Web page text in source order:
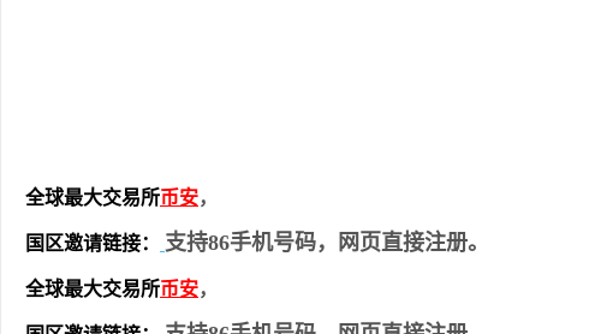
全球最大交易所币安，
国区邀请链接： 支持86手机号码，网页直接注册。
全球最大交易所币安，